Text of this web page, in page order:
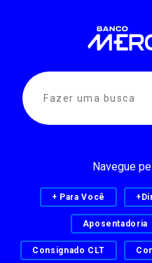
Navegue
+ Para Você
Aposentadoria
Consignado CLT